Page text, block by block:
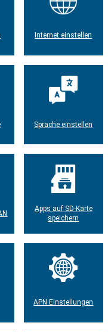
Internet einstellen
Sprache einstellen
Apps auf SD-Karte
speichern
APN Einstellungen